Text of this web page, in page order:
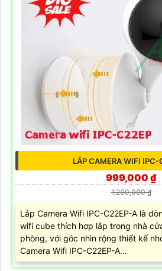
LẮP CAMERA WIFI
999,000 ₫
1,200,000 ₫
Lắp Camera Wifi IPC-C22EP-A là
wifi cube thích hợp lắp trong nhà
phòng, với góc nhìn rộng thiết kế
Camera Wifi IPC-C22EP-A...